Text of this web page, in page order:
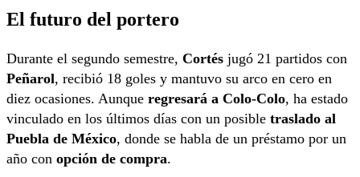
El futuro del portero
Durante el segundo semestre, Cortés jugó 21 partidos con
Peñarol, recibió 18 goles y mantuvo su arco en cero en
diez ocasiones. Aunque regresará a Colo-Colo, ha estado
vinculado en los últimos días con un posible traslado al
Puebla de México, donde se habla de un préstamo por un
año con opción de compra.